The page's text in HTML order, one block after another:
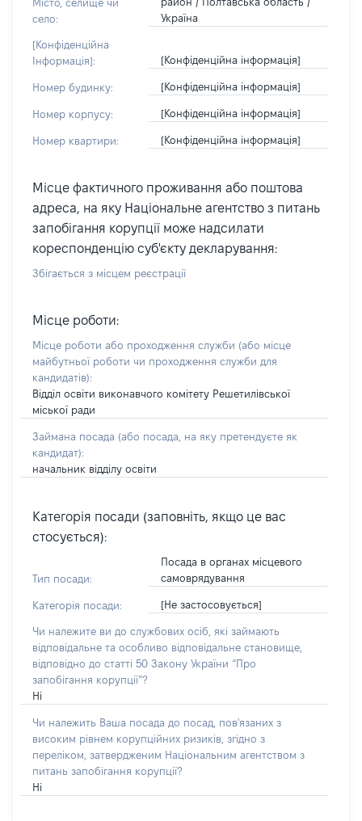
Місто, селище чи
село:
Україна
[Конфіденційна
Інформація]:
[Конфіденційна інформація]
Номер будинку: [Конфіденційна інформація]
Номер корпусу: [Конфіденційна інформація]
Номер квартири: [Конфіденційна інформація]
Місце фактичного проживання або поштова
адреса, на яку Національне агентство з питань
запобігання корупції може надсилати
кореспонденцію суб'єкту декларування:
Збігається з місцем реєстрації
Місце роботи:
Місце роботи або проходження служби (або місце
майбутньої роботи чи проходження служби для
кандидатів):
Відділ освіти виконавчого комітету Решетилівської
міської ради
Займана посада (або посада, на яку претендуєте як
кандидат):
начальник відділу освіти
Категорія посади (заповніть, якщо це вас
стосується):
Тип посади:
Посада в органах місцевого
самоврядування
Категорія посади: [Не застосовується]
Чи належите ви до службових осіб, які займають
відповідальне та особливо відповідальне становище,
відповідно до статті 50 Закону України “Про
запобігання корупції”?
Ні
Чи належить Ваша посада до посад, пов'язаних з
високим рівнем корупційних ризиків, згідно з
переліком, затвердженим Національним агентством з
питань запобігання корупції?
Ні